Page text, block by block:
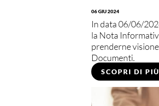
06 GIU 2024
In data 06/06/
la Nota
prenderne
Documenti.
SCOPRI DI PIÙ